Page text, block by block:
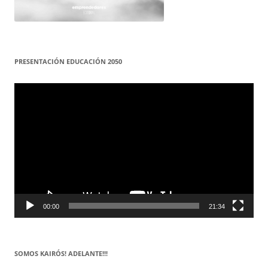
PRESENTACIÓN EDUCACIÓN 2050
Reproductor
00:00 21:34
SOMOS KAIRÓS! ADELANTE!!!